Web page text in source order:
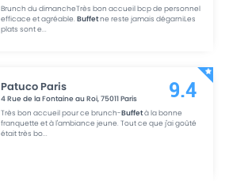
Brunch du dimancheTrès bon accueil bcp de personnel
efficace et agréable.Buffetne reste jamais dégarniLes
plats sont e...
Patuco Paris
4 Rue de la Fontaine au Roi,75011Paris
Très bon accueil pour ce brunch-Buffetà la bonne
franquette et à l'ambiance jeune. Tout ce que j'ai goûté
était très bo...
9.4